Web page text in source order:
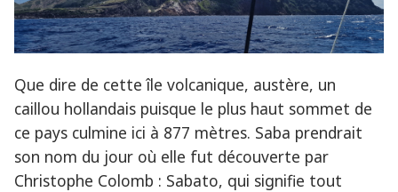
Que dire de cette île volcanique, austère, un
caillou hollandais puisque le plus haut sommet de
ce pays culmine ici à 877 mètres. Saba prendrait
son nom du jour où elle fut découverte par
Christophe Colomb : Sabato, qui signifie tout